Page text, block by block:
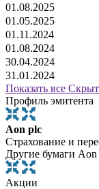
01.08.2025
01.05.2025
01.11.2024
01.08.2024
30.04.2024
31.01.2024
Показать все
Профиль эмитента
Aon plc
Страхование и
Другие бумаги Aon
Акции